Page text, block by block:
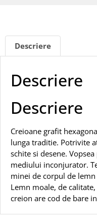
Descriere
Descriere
Descriere
Creioane grafit
lunga traditie. Potrivite
schite si desene.
mediului inconjurator.
minei de corpul de lemn
Lemn moale, de
creion are cod de bare